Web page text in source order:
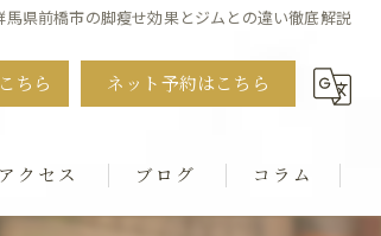
馬県前橋市の脚瘦せ効果とジムとの違い徹底解説
ちら ネット予約はこちら
アクセス ブログ コラム